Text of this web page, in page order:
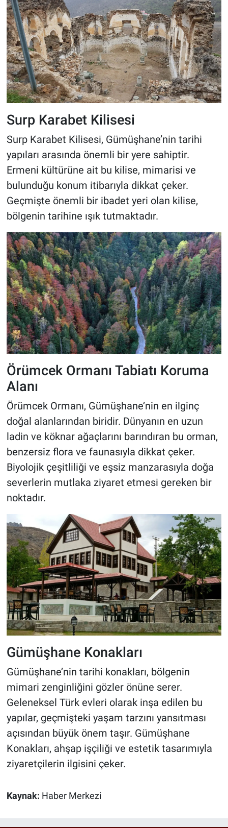
Surp Karabet Kilisesi
Surp Karabet Kilisesi, Gümüşhane’nin tarihi
yapıları arasında önemli bir yere sahiptir.
Ermeni kültürüne ait bu kilise, mimarisi ve
bulunduğu konum itibarıyla dikkat çeker.
Geçmişte önemli bir ibadet yeri olan kilise,
bölgenin tarihine ışık tutmaktadır.
Örümcek Ormanı Tabiatı Koruma
Alanı
Örümcek Ormanı, Gümüşhane’nin en ilginç
doğal alanlarından biridir. Dünyanın en uzun
ladin ve köknar ağaçlarını barındıran bu orman,
benzersiz flora ve faunasıyla dikkat çeker.
Biyolojik çeşitliliği ve eşsiz manzarasıyla doğa
severlerin mutlaka ziyaret etmesi gereken bir
noktadır.
Gümüşhane Konakları
Gümüşhane’nin tarihi konakları, bölgenin
mimari zenginliğini gözler önüne serer.
Geleneksel Türk evleri olarak inşa edilen bu
yapılar, geçmişteki yaşam tarzını yansıtması
açısından büyük önem taşır. Gümüşhane
Konakları, ahşap işçiliği ve estetik tasarımıyla
ziyaretçilerin ilgisini çeker.
Kaynak: Haber Merkezi